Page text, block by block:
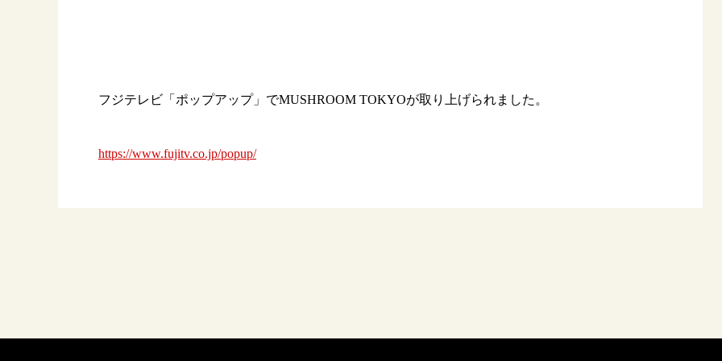
フジテレビ「ポップアップ」でMUSHROOM TOKYOが取り上げられました。
https://www.fujitv.co.jp/popup/